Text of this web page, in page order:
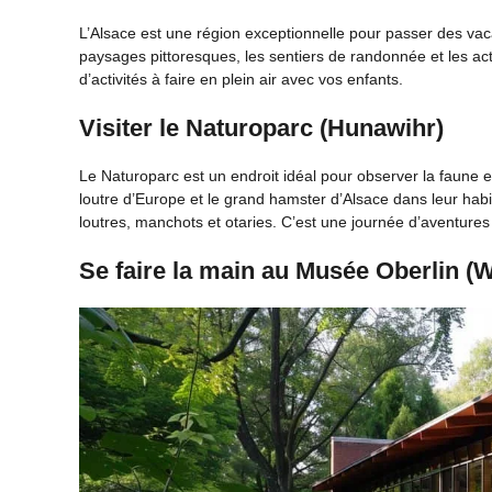
L’Alsace est une région exceptionnelle pour passer des
paysages pittoresques, les sentiers de randonnée et les
d’activités à faire en plein air avec vos enfants.
Visiter le Naturoparc (Hunawihr)
Le Naturoparc est un endroit idéal pour observer la faune
loutre d’Europe et le grand hamster d’Alsace dans leur
loutres, manchots et otaries. C’est une journée
Se faire la main au Musée Oberlin